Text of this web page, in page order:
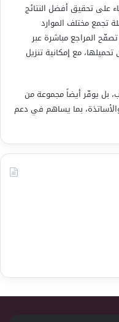
على تحقيق أفضل النتائج
تجمع مختلف الموارد
المراجع مباشرة عبر
مع إمكانية تنزيل
بل يوفّر أيضاً مجموعة من
والأساتذة، بما يساهم في دعم